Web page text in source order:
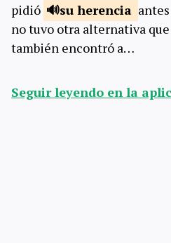
pidió
su herencia
no tuvo otra alternativa
también encontró a…
Seguir leyendo en la